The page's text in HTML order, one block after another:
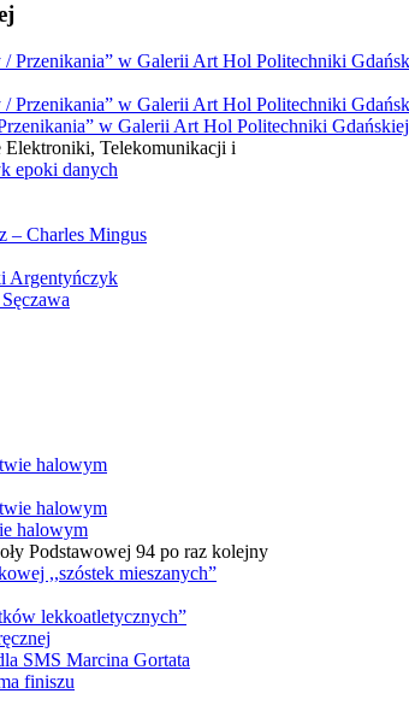
w Galerii Art Hol Politechniki Gdańskiej
Telekomunikacji i
epoki danych
– Charles Mingus
Argentyńczyk
halowym
Podstawowej 94 po raz kolejny
,,szóstek mieszanych”
lekkoatletycznych”
SMS Marcina Gortata
finiszu